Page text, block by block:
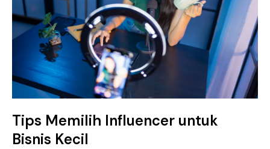
Tips Memilih Influencer untuk
Bisnis Kecil